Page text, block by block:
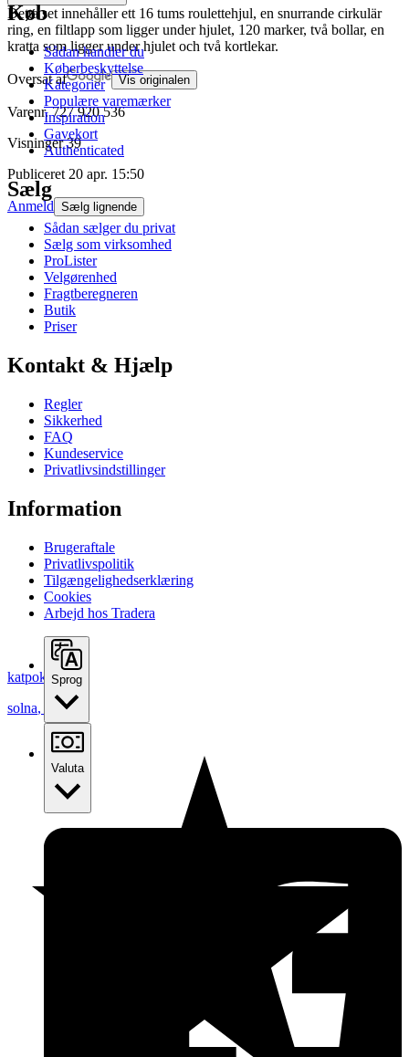
Detta set innehåller ett 16 tums roulettehjul, en snurrande cirkulär
ring, en filtlapp som ligger under hjulet, 120 marker, två bollar, en
kratta som ligger under hjulet och två kortlekar.
Oversat af Vis originalen
Varenr. 727 920 536
Visninger 39
Publiceret 20 apr. 15:50
Anmeld Sælg lignende
katpok
solna, Sverige
Køb
Sådan handler du
Køberbeskyttelse
Kategorier
Populære varemærker
Inspiration
Gavekort
Authenticated
Sælg
Sådan sælger du privat
Sælg som virksomhed
ProLister
Velgørenhed
Fragtberegneren
Butik
Priser
Kontakt & Hjælp
Regler
Sikkerhed
FAQ
Kundeservice
Privatlivsindstillinger
Information
Brugeraftale
Privatlivspolitik
Tilgængelighedserklæring
Cookies
Arbejd hos Tradera
Sprog
Valuta